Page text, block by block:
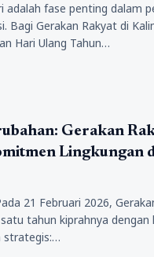
adalah fase penting dalam
Bagi Gerakan Rakyat di
Hari Ulang Tahun…
Gerakan
Lingkungan
21 Februari 2026,
tahun kiprahnya dengan
strategis:…